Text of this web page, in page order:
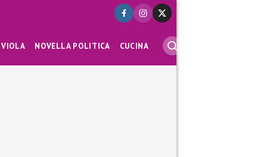
NOVELLA POLITICA CUCINA